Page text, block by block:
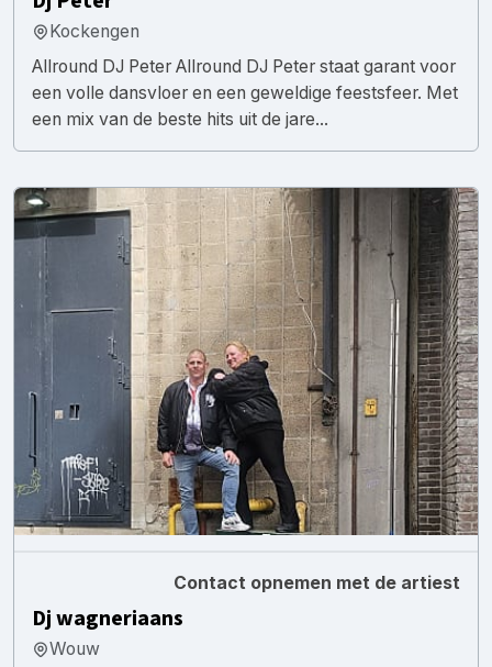
Kockengen
Allround DJ Peter Allround DJ Peter staat garant voor
een volle dansvloer en een geweldige feestsfeer. Met
een mix van de beste hits uit de jare...
Contact opnemen met de artiest
Dj wagneriaans
Wouw